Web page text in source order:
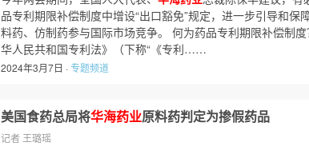
品专利期限补偿制度中增设“出口豁免”规定，进一步引导和保
料药、仿制药参与国际市场竞争。 何为药品专利期限补偿制
华人民共和国专利法》（下称“《专利……
2024年3月7日 ·专题频道
美国食药总局将华海药业原料药判定为掺假药品
记者 王璐瑶